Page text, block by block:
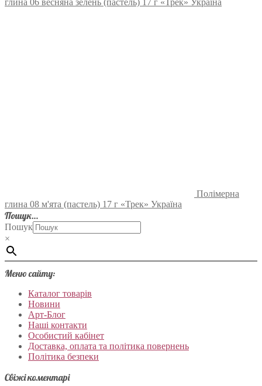
глина 06 весняна зелень (пастель) 17 г «Трек» Україна
Полімерна
глина 08 м'ята (пастель) 17 г «Трек» Україна
Пошук…
Пошук
×
Меню сайту:
Каталог товарів
Новини
Арт-Блог
Наші контакти
Особистий кабінет
Доставка, оплата та політика повернень
Політика безпеки
Свіжі коментарі